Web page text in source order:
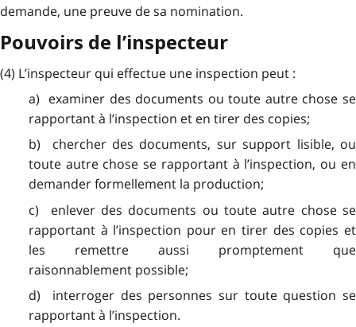
demande, une preuve de sa nomination.
Pouvoirs de l’inspecteur
(4) L’inspecteur qui effectue une inspection peut :
a) examiner des documents ou toute autre chose se
rapportant à l’inspection et en tirer des copies;
b) chercher des documents, sur support lisible, ou
toute autre chose se rapportant à l’inspection, ou en
demander formellement la production;
c) enlever des documents ou toute autre chose se
rapportant à l’inspection pour en tirer des copies et
les remettre aussi promptement que
raisonnablement possible;
d) interroger des personnes sur toute question se
rapportant à l’inspection.